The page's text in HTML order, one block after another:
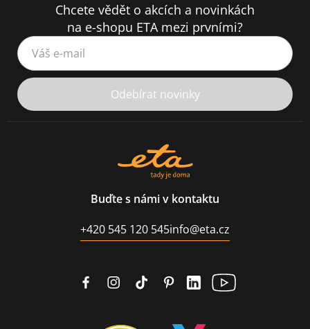
Chcete vědět o akcích a novinkách
na e-shopu ETA mezi prvními?
Váš e-mail
Odebírat novinky
Buďte s námi v kontaktu
+420 545 120 545info@eta.cz